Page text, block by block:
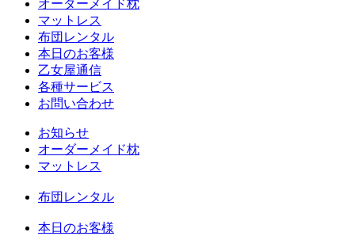
オーダーメイド枕
マットレス
布団レンタル
本日のお客様
乙女屋通信
各種サービス
お問い合わせ
お知らせ
オーダーメイド枕
マットレス
布団レンタル
本日のお客様